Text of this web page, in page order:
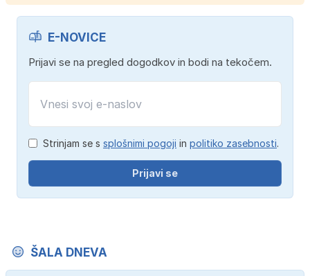
E-NOVICE
Prijavi se na pregled dogodkov in bodi na tekočem.
Strinjam se s splošnimi pogoji in politiko zasebnosti.
Prijavi se
ŠALA DNEVA